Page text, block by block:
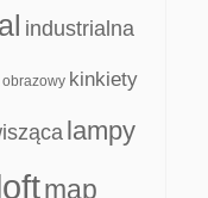
industrialna
obrazowy kinkiety
lampy
map